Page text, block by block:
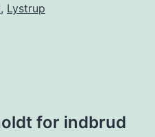
, Lystrup
for indbrud